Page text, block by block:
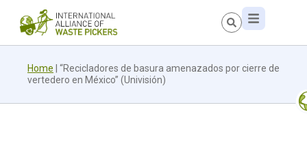
Home
“Recicladores de basura amenazados por cierre de
vertedero en México” (Univisión)